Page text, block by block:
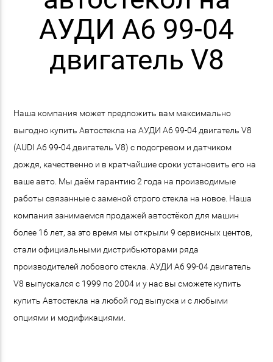
АУДИ A6 99-04
двигатель V8
Наша компания может предложить вам максимально
выгодно купить Автостекла на АУДИ A6 99-04 двигатель V8
(AUDI A6 99-04 двигатель V8) с подогревом и датчиком
дождя, качественно и в кратчайшие сроки установить его на
ваше авто. Мы даём гарантию 2 года на производимые
работы связанные с заменой строго стекла на новое. Наша
компания занимаемся продажей автостёкол для машин
более 16 лет, за это время мы открыли 9 сервисных центов,
стали официальными дистрибьюторами ряда
производителей лобового стекла. АУДИ A6 99-04 двигатель
V8 выпускался с 1999 по 2004 и у нас вы сможете купить
купить Автостекла на любой год выпуска и с любыми
опциями и модификациями.